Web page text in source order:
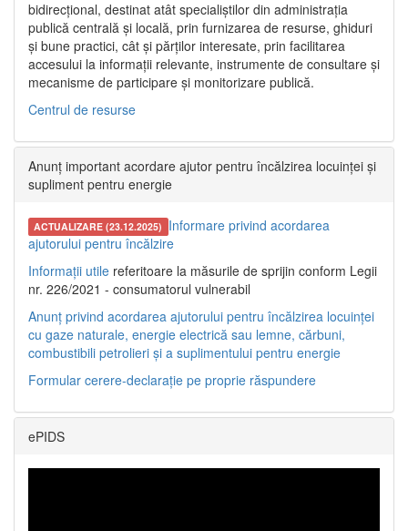
bidirecțional, destinat atât specialiștilor din administrația
publică centrală și locală, prin furnizarea de resurse, ghiduri
și bune practici, cât și părților interesate, prin facilitarea
accesului la informații relevante, instrumente de consultare și
mecanisme de participare și monitorizare publică.
Centrul de resurse
Anunț important acordare ajutor pentru încălzirea locuinței și
supliment pentru energie
ACTUALIZARE (23.12.2025) Informare privind acordarea
ajutorului pentru încălzire
Informații utile referitoare la măsurile de sprijin conform Legii
nr. 226/2021 - consumatorul vulnerabil
Anunț privind acordarea ajutorului pentru încălzirea locuinței
cu gaze naturale, energie electrică sau lemne, cărbuni,
combustibili petrolieri și a suplimentului pentru energie
Formular cerere-declarație pe proprie răspundere
ePIDS